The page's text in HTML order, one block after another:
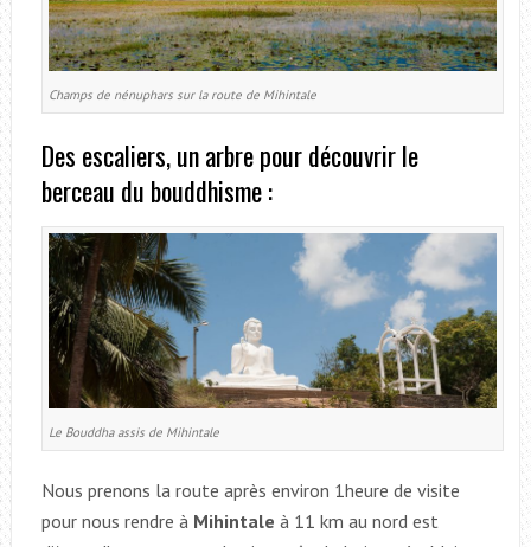
Champs de nénuphars sur la route de Mihintale
Des escaliers, un arbre pour découvrir le
berceau du bouddhisme :
Le Bouddha assis de Mihintale
Nous prenons la route après environ 1heure de visite
pour nous rendre à Mihintale à 11 km au nord est